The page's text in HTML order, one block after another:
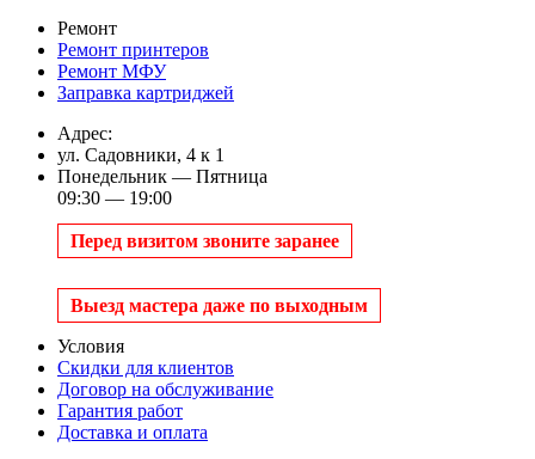
Ремонт
Ремонт принтеров
Ремонт МФУ
Заправка картриджей
Адрес:
ул. Садовники, 4 к 1
Понедельник — Пятница
09:30 — 19:00
Перед визитом звоните заранее
Выезд мастера даже по выходным
Условия
Скидки для клиентов
Договор на обслуживание
Гарантия работ
Доставка и оплата